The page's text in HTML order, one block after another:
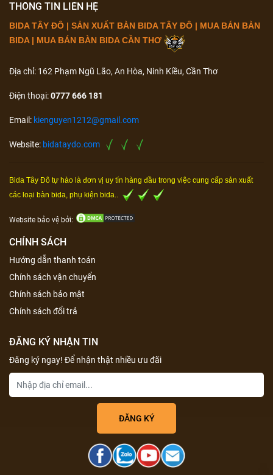
THÔNG TIN LIÊN HỆ
BIDA TÂY ĐÔ | SẢN XUẤT BÀN BIDA TÂY ĐÔ | MUA BÁN BÀN
BIDA | MUA BÁN BÀN BIDA CẦN THƠ
Địa chỉ: 162 Phạm Ngũ Lão, An Hòa, Ninh Kiều, Cần Thơ
Điện thoại:0777 666 181
Email: kienguyen1212@gmail.com
Website: bidataydo.com
Bida Tây Đô tự hào là đơn vị uy tín hàng đầu trong việc cung cấp sản xuất
các loại bàn bida, phụ kiện bida..
Website bảo vệ bởi:
CHÍNH SÁCH
Hướng dẫn thanh toán
Chính sách vận chuyển
Chính sách bảo mật
Chính sách đổi trả
ĐĂNG KÝ NHẬN TIN
Đăng ký ngay! Để nhận thật nhiều ưu đãi